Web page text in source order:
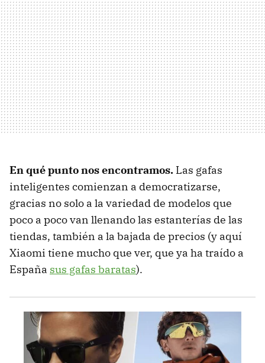
En qué punto nos encontramos. Las gafas
inteligentes comienzan a democratizarse,
gracias no solo a la variedad de modelos que
poco a poco van llenando las estanterías de las
tiendas, también a la bajada de precios (y aquí
Xiaomi tiene mucho que ver, que ya ha traído a
España sus gafas baratas).